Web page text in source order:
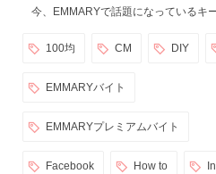
今、EMMARYで話題になっているキ
100均 CM DIY
EMMARYバイト
EMMARYプレミアムバイト
Facebook How to